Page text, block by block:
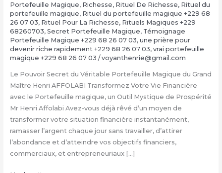
Portefeuille Magique, Richesse, Rituel De Richesse, Rituel du
portefeuille magique, Rituel du portefeuille magique +229 68
26 07 03, Rituel Pour La Richesse, Rituels Magiques +229
68260703, Secret Portefeuille Magique, Témoignage
Portefeuille Magique +229 68 26 07 03, une prière pour
devenir riche rapidement +229 68 26 07 03, vrai portefeuille
magique +229 68 26 07 03 /voyanthenrie@gmail.com
Le Pouvoir Secret du Véritable Portefeuille Magique du Grand
Maître Henri AFFOLABI Transformez Votre Vie Financière
avec le Portefeuille magique, un Outil Mystique de Prospérité
Mr Henri Affolabi Avez-vous déjà rêvé d’un moyen de
transformer votre situation financière instantanément,
ramasser l’argent chaque jour sans travailler, d’attirer
l’abondance et d’atteindre vos objectifs financiers,
commerciaux, et entrepreneuriaux […]